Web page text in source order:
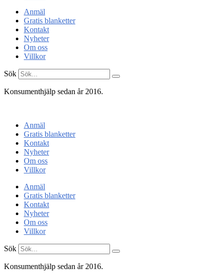
Anmäl
Gratis blanketter
Kontakt
Nyheter
Om oss
Villkor
Sök
Konsumenthjälp sedan år 2016.
Anmäl
Gratis blanketter
Kontakt
Nyheter
Om oss
Villkor
Anmäl
Gratis blanketter
Kontakt
Nyheter
Om oss
Villkor
Sök
Konsumenthjälp sedan år 2016.